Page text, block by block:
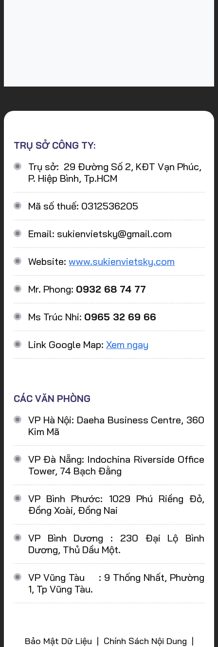
TRỤ SỞ CÔNG TY:
Trụ sở: 29 Đường Số 2, KĐT Vạn Phúc,
P. Hiệp Bình, Tp.HCM
Mã số thuế: 0312536205
Email: sukienvietsky@gmail.com
Website: www.sukienvietsky.com
Mr. Phong: 0932 68 74 77
Ms Trúc Nhi: 0965 32 69 66
Link Google Map: Xem ngay
CÁC VĂN PHÒNG
VP Hà Nội: Daeha Business Centre, 360
Kim Mã
VP Đà Nẵng: Indochina Riverside Office
Tower, 74 Bạch Đằng
VP Bình Phước: 1029 Phú Riềng Đỏ,
Đồng Xoài, Đồng Nai
VP Bình Dương : 230 Đại Lộ Bình
Dương, Thủ Dầu Một.
VP Vũng Tàu : 9 Thống Nhất, Phường
1, Tp Vũng Tàu.
Bảo Mật Dữ Liệu | Chính Sách Nội Dung |